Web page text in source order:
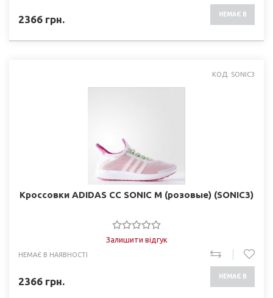
2366 грн. НЕМАЄ В
КОД: SONIC3
Кроссовки ADIDAS CC SONIC M (розовые) (SONIC3)
Залишити відгук
НЕМАЄ В НАЯВНОСТІ
2366 грн. НЕМАЄ В